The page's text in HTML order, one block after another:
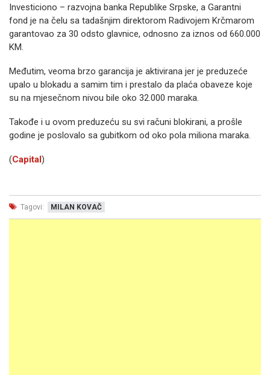
Investiciono – razvojna banka Republike Srpske, a Garantni
fond je na čelu sa tadašnjim direktorom Radivojem Krčmarom
garantovao za 30 odsto glavnice, odnosno za iznos od 660.000
KM.
Međutim, veoma brzo garancija je aktivirana jer je preduzeće
upalo u blokadu a samim tim i prestalo da plaća obaveze koje
su na mjesečnom nivou bile oko 32.000 maraka.
Takođe i u ovom preduzeću su svi računi blokirani, a prošle
godine je poslovalo sa gubitkom od oko pola miliona maraka.
(Capital)
Tagovi: MILAN KOVAČ